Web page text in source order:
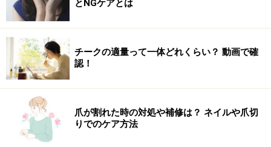
とNGケアとは
チークの適量って一体どれくらい？ 動画で確
認！
爪が割れた時の対処や補修は？ ネイルや爪切
りでのケア方法